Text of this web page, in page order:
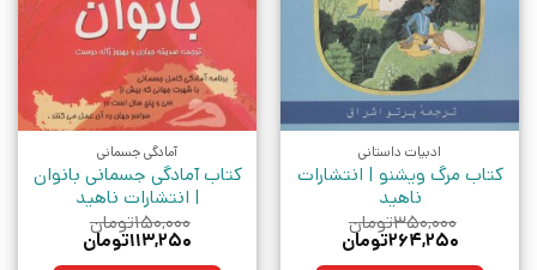
ادبیات داستانی
کتاب مرگ ویشنو | انتشارات
ناهید
۳۵۰,۰۰۰تومان
قیمت
۲۶۴,۲۵۰تومان
آمادگی جسمانی
کتاب آمادگی جسمانی بانوان
| انتشارات ناهید
۱۵۰,۰۰۰تومان
قیمت
۱۱۳,۲۵۰تومان